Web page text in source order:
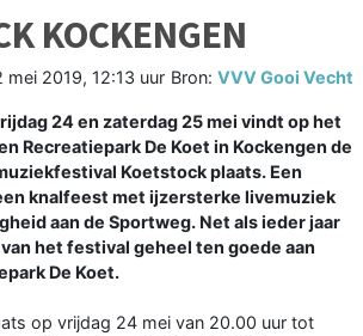
KOCKENGEN
mei 2019, 12:13 uur Bron: VVV Gooi Vecht
24 en zaterdag 25 mei vindt op het
Recreatiepark De Koet in Kockengen de
Koetstock plaats. Een
knalfeest met ijzersterke livemuziek
aan de Sportweg. Net als ieder jaar
het festival geheel ten goede aan
De Koet.
op vrijdag 24 mei van 20.00 uur tot